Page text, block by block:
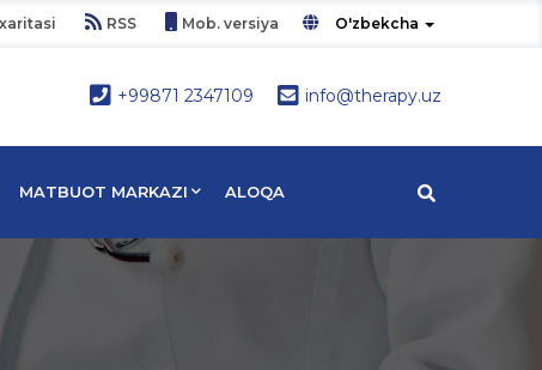
RSS Mob. versiya O'zbekcha
+99871 2347109 info@therapy.uz
MATBUOT MARKAZI ALOQA